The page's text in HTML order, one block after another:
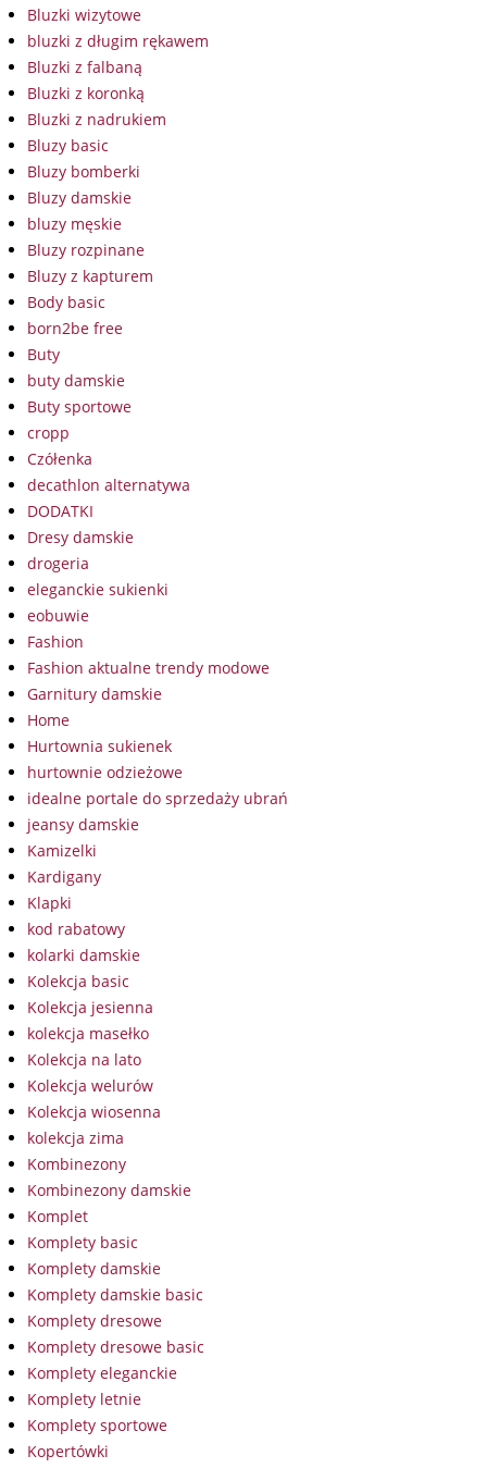
Bluzki wizytowe
bluzki z długim rękawem
Bluzki z falbaną
Bluzki z koronką
Bluzki z nadrukiem
Bluzy basic
Bluzy bomberki
Bluzy damskie
bluzy męskie
Bluzy rozpinane
Bluzy z kapturem
Body basic
born2be free
Buty
buty damskie
Buty sportowe
cropp
Czółenka
decathlon alternatywa
DODATKI
Dresy damskie
drogeria
eleganckie sukienki
eobuwie
Fashion
Fashion aktualne trendy modowe
Garnitury damskie
Home
Hurtownia sukienek
hurtownie odzieżowe
idealne portale do sprzedaży ubrań
jeansy damskie
Kamizelki
Kardigany
Klapki
kod rabatowy
kolarki damskie
Kolekcja basic
Kolekcja jesienna
kolekcja masełko
Kolekcja na lato
Kolekcja welurów
Kolekcja wiosenna
kolekcja zima
Kombinezony
Kombinezony damskie
Komplet
Komplety basic
Komplety damskie
Komplety damskie basic
Komplety dresowe
Komplety dresowe basic
Komplety eleganckie
Komplety letnie
Komplety sportowe
Kopertówki